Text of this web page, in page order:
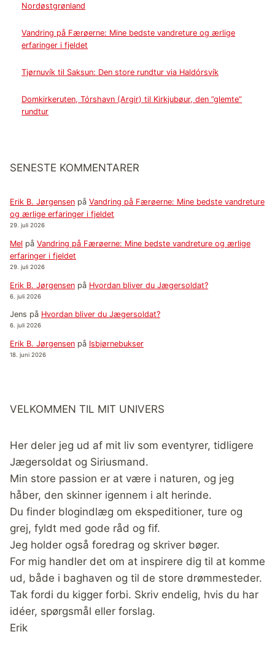
Nordøstgrønland
Vandring på Færøerne: Mine bedste vandreture og ærlige
erfaringer i fjeldet
Tjørnuvík til Saksun: Den store rundtur via Haldórsvík
Domkirkeruten, Tórshavn (Argir) til Kirkjubøur, den ”glemte”
rundtur
SENESTE KOMMENTARER
Erik B. Jørgensen på Vandring på Færøerne: Mine bedste vandreture
og ærlige erfaringer i fjeldet
29. juli 2026
Mel på Vandring på Færøerne: Mine bedste vandreture og ærlige
erfaringer i fjeldet
29. juli 2026
Erik B. Jørgensen på Hvordan bliver du Jægersoldat?
6. juli 2026
Jens på Hvordan bliver du Jægersoldat?
6. juli 2026
Erik B. Jørgensen på Isbjørnebukser
18. juni 2026
VELKOMMEN TIL MIT UNIVERS
Her deler jeg ud af mit liv som eventyrer, tidligere
Jægersoldat og Siriusmand.
Min store passion er at være i naturen, og jeg
håber, den skinner igennem i alt herinde.
Du finder blogindlæg om ekspeditioner, ture og
grej, fyldt med gode råd og fif.
Jeg holder også foredrag og skriver bøger.
For mig handler det om at inspirere dig til at komme
ud, både i baghaven og til de store drømmesteder.
Tak fordi du kigger forbi. Skriv endelig, hvis du har
idéer, spørgsmål eller forslag.
Erik